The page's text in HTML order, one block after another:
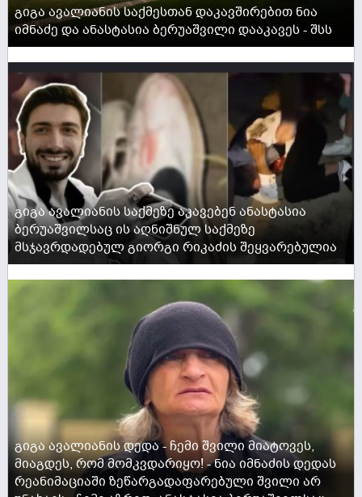
გიგა ავალიანის საქმესთან დაკავშირებით ნია
იმნაძე და ანასტასია ბერუაშვილი დააკავეს - შსს
გიგა ავალიანის საქმეზე აკავებენ ანასტასია
ბერუაშვილსაც ის აღნიშნულ საქმეზე
მსჯავრდადებულ გიორგი რიკაძის შეყვარებულია
გიგა ავალიანის დედა - ჩემი შვილი მიატოვეს,
მიაგდეს, რომ მომკვდარიყო! - ნია იმნაძის დედას
რეანიმაციაში ზეწარგადაფარებული შვილი არ